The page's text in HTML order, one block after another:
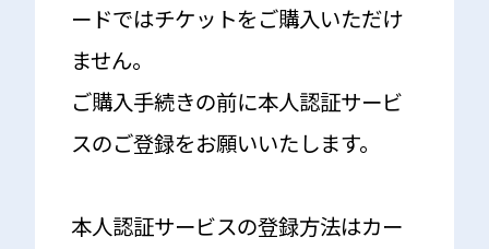
ードではチケットをご購入いただけ
ません。
ご購入手続きの前に本人認証サービ
スのご登録をお願いいたします。
本人認証サービスの登録方法はカー